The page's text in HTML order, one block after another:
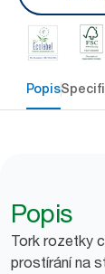
Popis
Popis
Tork rozetky
prostírání na